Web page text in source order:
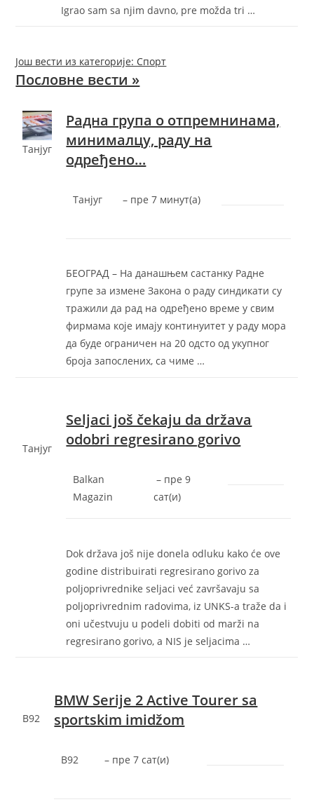
Igrao sam sa njim davno, pre možda tri …
Још вести из категорије: Спорт
Пословне вести »
Танјуг
Радна група о отпремнинама,
минималцу, раду на
одређено…
Танјуг – ‎пре 7 минут(а)‎
БEOГРAД – На данашњем састанку Радне
групе за измене Закона о раду синдикати су
тражили да рад на одређено време у свим
фирмама коjе имаjу континуитет у раду мора
да буде ограничен на 20 одсто од укупног
броjа запослених, са чиме …
Танјуг
Seljaci još čekaju da država
odobri regresirano gorivo
Balkan
Magazin
– ‎пре 9
сат(и)‎
Dok država još nije donela odluku kako će ove
godine distribuirati regresirano gorivo za
poljoprivrednike seljaci već završavaju sa
poljoprivrednim radovima, iz UNKS-a traže da i
oni učestvuju u podeli dobiti od marži na
regresirano gorivo, a NIS je seljacima …
B92
BMW Serije 2 Active Tourer sa
sportskim imidžom
B92 – ‎пре 7 сат(и)‎